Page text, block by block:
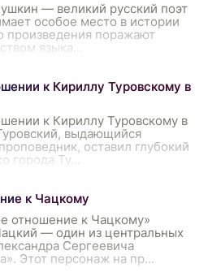
— великий русский поэт
особое место в истории
произведения поражают
языка
к Кириллу Туровскому в
к Кириллу Туровскому в
выдающийся
оставил глубокий
города Ту
к Чацкому
отношение к Чацкому»
— один из центральных
Сергеевича
Этот персонаж на пр...